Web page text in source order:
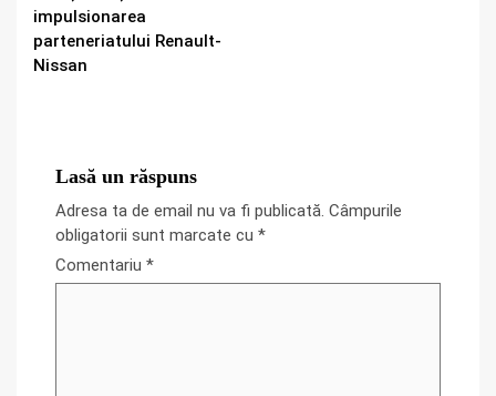
Reading
impulsionarea
parteneriatului Renault-
Nissan
Lasă un răspuns
Adresa ta de email nu va fi publicată. Câmpurile
obligatorii sunt marcate cu *
Comentariu *